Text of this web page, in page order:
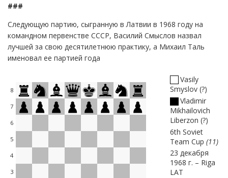
###
Следующую партию, сыгранную в Латвии в 1968 году на
командном первенстве СССР, Василий Смыслов назвал
лучшей за свою десятилетнюю практику, а Михаил Таль
именовал ее партией года
8
7
6
5
4
3
Vasily
Smyslov ?
Vladimir
Mikhailovich
Liberzon ?
6th Soviet
Team Cup 11
23 декабря
1968 г.
Riga
LAT